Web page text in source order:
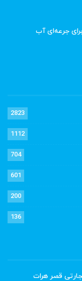
جرعه‌ای آب
2823
1112
704
601
200
136
قصر هرات